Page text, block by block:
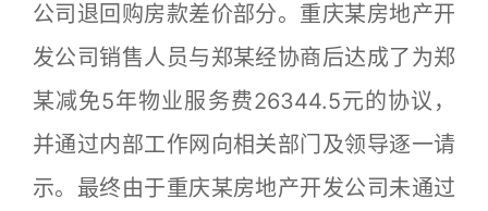
公司退回购房款差价部分。重庆某房地产开
发公司销售人员与郑某经协商后达成了为郑
某减免5年物业服务费26344.5元的协议，
并通过内部工作网向相关部门及领导逐一请
示。最终由于重庆某房地产开发公司未通过